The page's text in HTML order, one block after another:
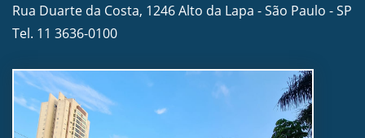
Rua Duarte da Costa, 1246 Alto da Lapa - São Paulo - SP
Tel. 11 3636-0100